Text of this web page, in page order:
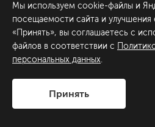
ул. Академика Павлова, 6
к1
+7 (812) 200-95-55
Сделано в
Мы используем cookie-файлы и
посещаемости сайта и
«Принять», вы соглашаетесь с
файлов в соответствии с
персональных данных.
Принять